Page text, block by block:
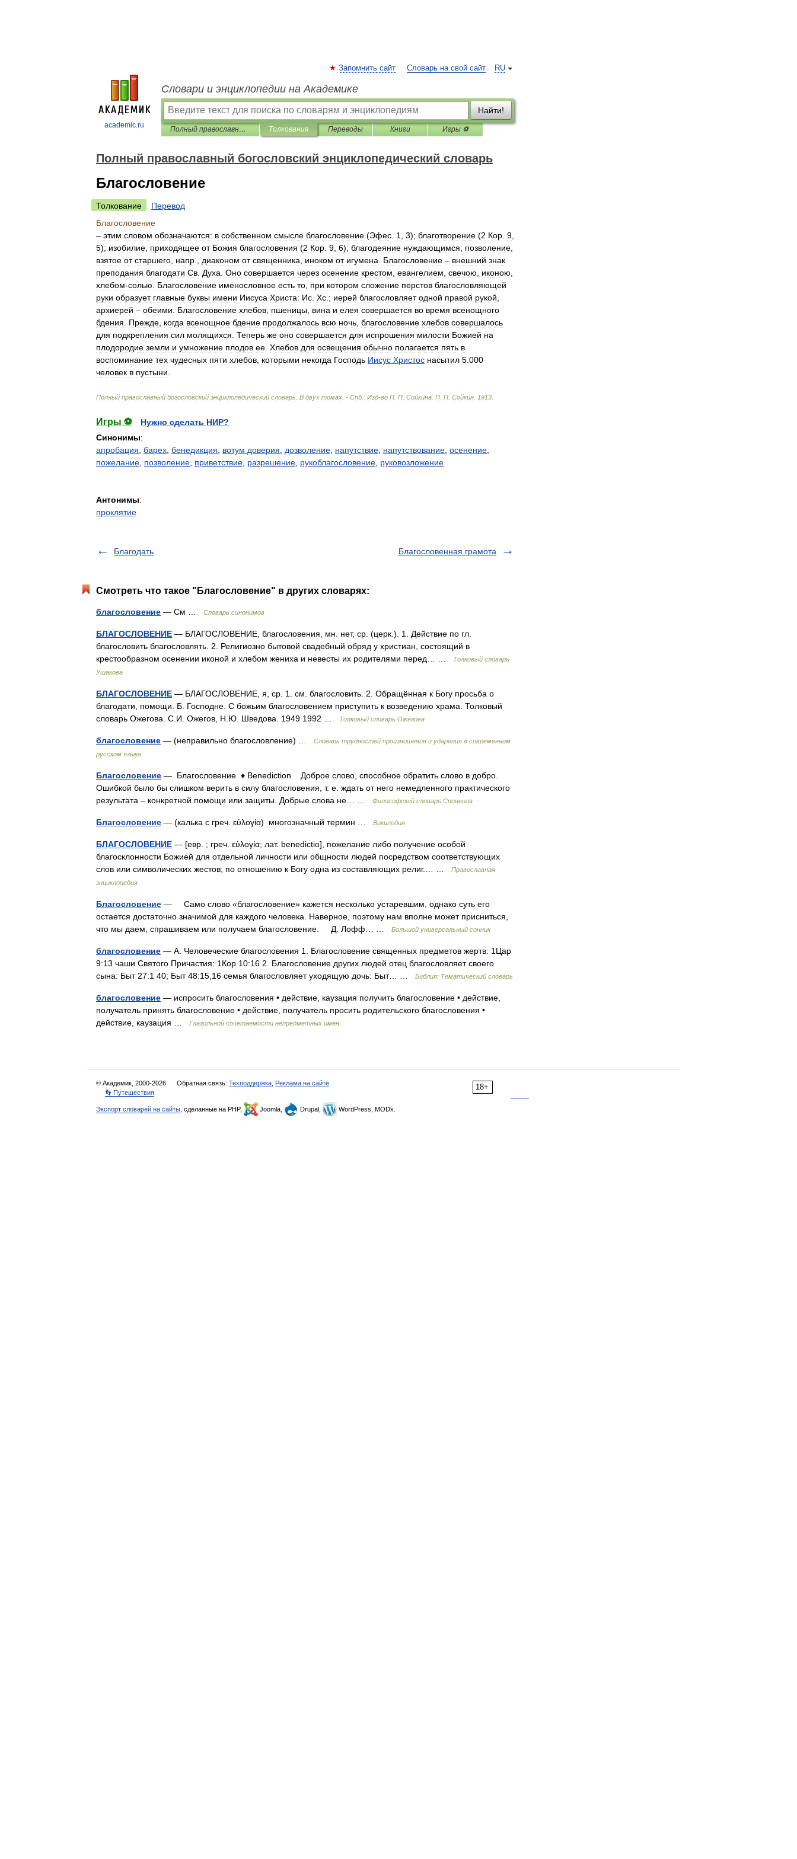
academic.ru
RU
Запомнить сайт Словарь на свой сайт
Словари и энциклопедии на Академике
Найти!
Полный православный богословский энциклопедический словарь Толкования Переводы Книги Игры ⚽
Полный православный богословский энциклопедический словарь
Благословение
Толкование
Перевод
Благословение
– этим словом обозначаются: в собственном смысле благословение (Эфес 1 3); благотворение (2 Кор 9
5); изобилие приходящее от Божия благословения (2 Кор 9 6); благодеяние нуждающимся; позволение
взятое от старшего напр диаконом от священника иноком от игумена Благословение – внешний знак
преподания благодати Св Духа Оно совершается через осенение крестом евангелием свечою иконою
хлебом-солью Благословение именословное есть то при котором сложение перстов благословляющей
руки образует главные буквы имени Иисуса Христа: Ис Хс .; иерей благословляет одной правой рукой
архиерей – обеими Благословение хлебов пшеницы вина и елея совершается во время всенощного
бдения
Прежде когда всенощное бдение продолжалось всю ночь благословение хлебов совершалось
для подкрепления сил молящихся Теперь же оно совершается для испрошения милости Божией на
плодородие земли и умножение плодов ее Хлебов для освещения обычно полагается пять в
воспоминание тех чудесных пяти хлебов которыми некогда Господь Иисус Христос насытил 5 000
человек в пустыни
Полный православный богословский энциклопедический словарь В двух томах . - Спб. : Изд-во П П Сойкина П П Сойкин 1913
Игры ⚽
Нужно сделать НИР?
Синонимы:
апробация барех бенедикция вотум доверия дозволение напутствие напутствование осенение
пожелание позволение приветствие разрешение рукоблагословение руковозложение
Антонимы:
проклятие
Благодать Благословенная грамота
Смотреть что такое "Благословение" в других словарях:
благословение — См … Словарь синонимов
БЛАГОСЛОВЕНИЕ — БЛАГОСЛОВЕНИЕ, благословения, мн. нет, ср. (церк.). 1. Действие по гл.
благословить благословлять. 2. Религиозно бытовой свадебный обряд у христиан, состоящий в
крестообразном осенении иконой и хлебом жениха и невесты их родителями перед… …
Толковый словарь
Ушакова
БЛАГОСЛОВЕНИЕ — БЛАГОСЛОВЕНИЕ, я, ср. 1. см. благословить. 2. Обращённая к Богу просьба о
благодати, помощи. Б. Господне. С божьим благословением приступить к возведению храма. Толковый
словарь Ожегова. С.И. Ожегов, Н.Ю. Шведова. 1949 1992 …
Толковый словарь Ожегова
благословение — (неправильно благословление) …
Словарь трудностей произношения и ударения в современном
русском языке
Благословение — Благословение ♦ Benediction Доброе слово, способное обратить слово в добро.
Ошибкой было бы слишком верить в силу благословения, т. е. ждать от него немедленного практического
результата – конкретной помощи или защиты. Добрые слова не… …
Философский словарь Спонвиля
Благословение — (калька с греч. εὐλογία) многозначный термин … Википедия
БЛАГОСЛОВЕНИЕ — [евр. ; греч. εὐλογία; лат. benedictio], пожелание либо получение особой
благосклонности Божией для отдельной личности или общности людей посредством соответствующих
слов или символических жестов; по отношению к Богу одна из составляющих религ.… …
Православная
энциклопедия
Благословение — Само слово «благословение» кажется несколько устаревшим, однако суть его
остается достаточно значимой для каждого человека. Наверное, поэтому нам вполне может присниться,
что мы даем, спрашиваем или получаем благословение. Д. Лофф… …
Большой универсальный сонник
благословение — А. Человеческие благословения 1. Благословение священных предметов жертв: 1Цар
9:13 чаши Святого Причастия: 1Кор 10:16 2. Благословение других людей отец благословляет своего
сына: Быт 27:1 40; Быт 48:15,16 семья благословляет уходящую дочь: Быт… …
Библия: Тематический словарь
благословение — испросить благословения • действие, каузация получить благословение • действие,
получатель принять благословение • действие, получатель просить родительского благословения •
действие, каузация …
Глагольной сочетаемости непредметных имён
18+
© Академик, 2000-2026 Обратная связь: Техподдержка Реклама на сайте
👣 Путешествия
Экспорт словарей на сайты , сделанные на PHP, Joomla, Drupal, WordPress, MODx.